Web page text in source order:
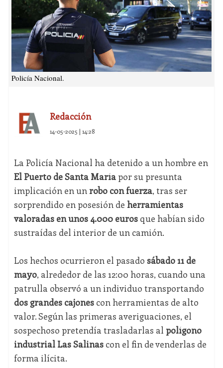
Policía Nacional.
Redacción
14-05-2025 | 14:28
La Policía Nacional ha detenido a un hombre en
El Puerto de Santa Maríapor su presunta
implicación en un robo con fuerza, tras ser
sorprendido en posesión de herramientas
valoradas en unos 4.000 eurosque habían sido
sustraídas del interior de un camión.
Los hechos ocurrieron el pasado sábado 11 de
mayo, alrededor de las 12:00 horas, cuando una
patrulla observó a un individuo transportando
dos grandes cajonescon herramientas de alto
valor. Según las primeras averiguaciones, el
sospechoso pretendía trasladarlas al polígono
industrial Las Salinascon el fin de venderlas de
forma ilícita.